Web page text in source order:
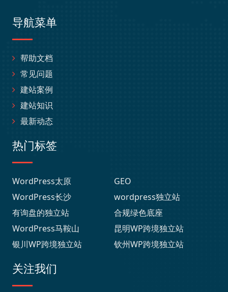
导航菜单
帮助文档
常见问题
建站案例
建站知识
最新动态
热门标签
WordPress太原
GEO
WordPress长沙
wordpress独立站
有询盘的独立站
合规绿色底座
WordPress马鞍山
昆明WP跨境独立站
银川WP跨境独立站
钦州WP跨境独立站
关注我们